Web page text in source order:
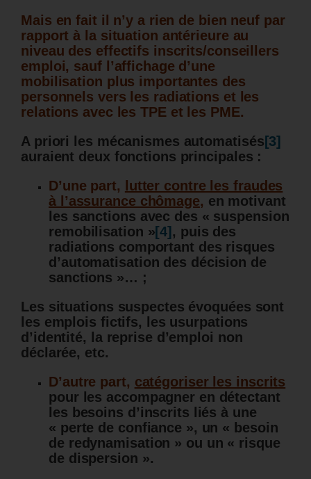
Mais en fait il n’y a rien de bien neuf par
rapport à la situation antérieure au
niveau des effectifs inscrits/conseillers
emploi, sauf l’affichage d’une
mobilisation plus importantes des
personnels vers les radiations et les
relations avec les TPE et les PME.
A priori les mécanismes automatisés [3]
auraient deux fonctions principales :
D’une part,
lutter contre les fraudes
à l’assurance chômage, en motivant
les sanctions avec des « suspension
remobilisation »[4] , puis des
radiations comportant des risques
d’automatisation des décision de
sanctions »… ;
Les situations suspectes évoquées sont
les emplois fictifs, les usurpations
d’identité, la reprise d’emploi non
déclarée, etc.
D’autre part, catégoriser les inscrits
pour les accompagner en détectant
les besoins d’inscrits liés à une
« perte de confiance », un « besoin
de redynamisation » ou un « risque
de dispersion ».